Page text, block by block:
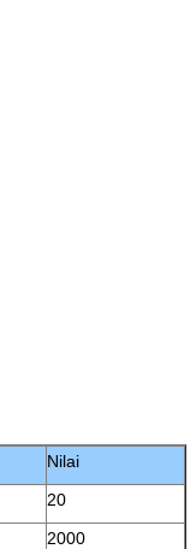
Nilai
20
2000